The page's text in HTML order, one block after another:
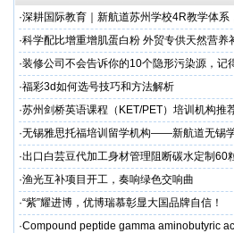
·深耕国际教育｜新航道苏州学校4R教学体系
学备考之路
·科学配比增重增肌蛋白粉 外贸专供天然营养
源头定制
·装修公司不会告诉你的10个隐形污染源，记
·福彩3d如何选号技巧和方法解析
·苏州剑桥英语课程（KET/PET）培训机构推
州学校
·无锡雅思托福培训留学机构——新航道无锡
·出口白芸豆代加工身材管理阻断碳水定制60
贴牌
·渔光互补项目开工，奏响绿色交响曲
·“紫”耀进博，优博瑞慕彰显大国品牌自信！
·Compound peptide gamma aminobutyric